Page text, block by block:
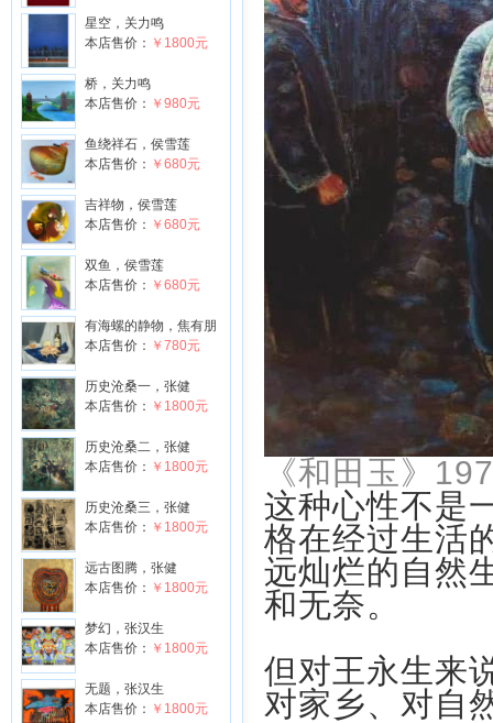
星空，关力鸣
本店售价： ￥1800元
桥，关力鸣
本店售价： ￥980元
鱼绕祥石，侯雪莲
本店售价： ￥680元
吉祥物，侯雪莲
本店售价： ￥680元
双鱼，侯雪莲
本店售价： ￥680元
有海螺的静物，焦有朋
本店售价： ￥780元
历史沧桑一，张健
本店售价： ￥1800元
历史沧桑二，张健
本店售价： ￥1800元
历史沧桑三，张健
本店售价： ￥1800元
远古图腾，张健
本店售价： ￥1800元
梦幻，张汉生
本店售价： ￥1800元
无题，张汉生
本店售价： ￥1800元
《和田玉》
这种心性不是
格在经过生活
远灿烂的自然
和无奈。
但对王永生来
对家乡、对自